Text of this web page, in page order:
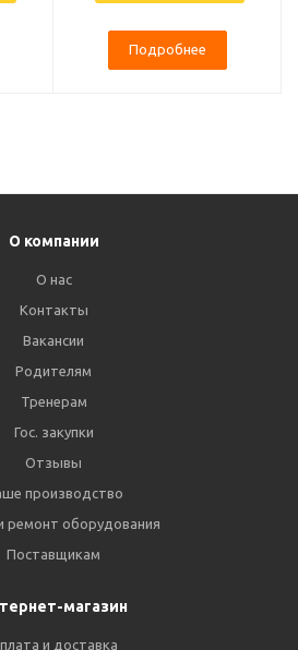
Подробнее
О компании
О нас
Контакты
Вакансии
Родителям
Тренерам
Гос. закупки
Отзывы
производство
ремонт оборудования
Поставщикам
магазин
и доставка